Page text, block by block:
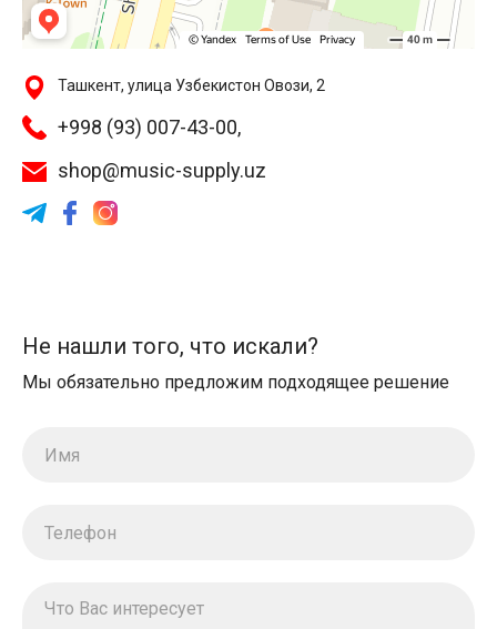
Ташкент, улица Узбекистон Овози, 2
+998 (93) 007-43-00,
shop@music-supply.uz
Не нашли того, что искали?
Мы обязательно предложим подходящее решение